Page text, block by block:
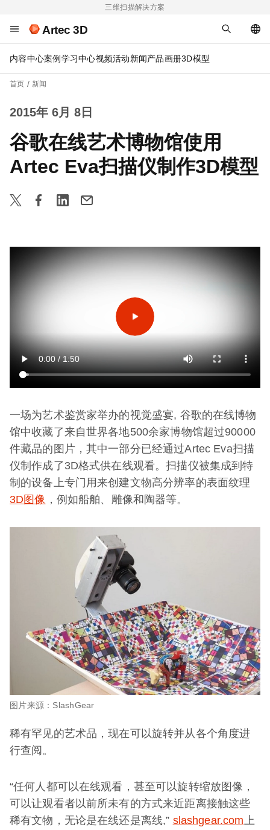
三维扫描解决方案
Artec 3D
内容中心案例 学习中心视频活动新闻产品画册3D模型
首页 新闻
2015年 6月 8日
谷歌在线艺术博物馆使用
Artec Eva扫描仪制作3D模型
一场为艺术鉴赏家举办的视觉盛宴, 谷歌的在线博物
馆中收藏了来自世界各地500余家博物馆超过90000
件藏品的图片，其中一部分已经通过Artec Eva扫描
仪制作成了3D格式供在线观看。扫描仪被集成到特
制的设备上专门用来创建文物高分辨率的表面纹理
3D图像 ，例如船舶、雕像和陶器等。
图片来源：SlashGear
稀有罕见的艺术品，现在可以旋转并从各个角度进
行查阅。
“任何人都可以在线观看，甚至可以旋转缩放图像，
可以让观看者以前所未有的方式来近距离接触这些
稀有文物，无论是在线还是离线,” slashgear.com 上